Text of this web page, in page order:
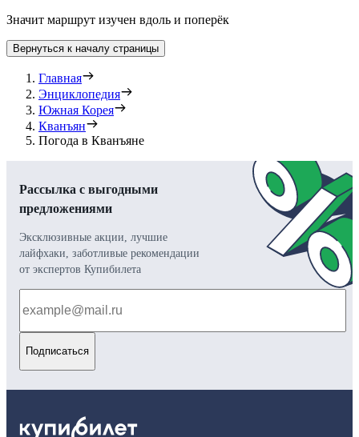
Значит маршрут изучен вдоль и поперёк
Вернуться к началу страницы
Главная
Энциклопедия
Южная Корея
Кванъян
Погода в Кванъяне
Рассылка с выгодными
предложениями
Эксклюзивные акции, лучшие
лайфхаки, заботливые рекомендации
от экспертов Купибилета
Подписаться